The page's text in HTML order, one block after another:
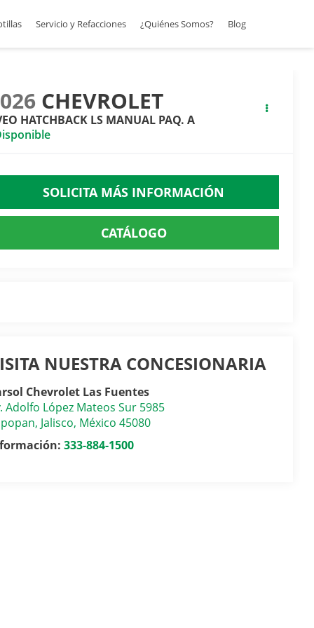
Servicio y Refacciones ¿Quiénes Somos? Blog
CHEVROLET
HATCHBACK LS MANUAL PAQ. A
SOLICITA MÁS INFORMACIÓN
CATÁLOGO
NUESTRA CONCESIONARIA
Chevrolet Las Fuentes
Adolfo López Mateos Sur 5985
, Jalisco, México 45080
333-884-1500